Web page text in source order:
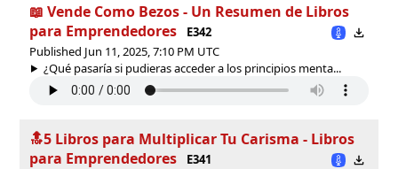
📖 Vende Como Bezos - Un Resumen de Libros
para Emprendedores
E342
Published Jun 11, 2025, 7:10 PM UTC
¿Qué pasaría si pudieras acceder a los principios menta...
🔝5 Libros para Multiplicar Tu Carisma - Libros
para Emprendedores
E341